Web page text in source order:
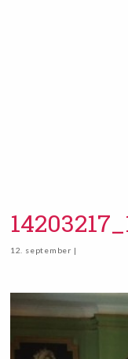
12. september |